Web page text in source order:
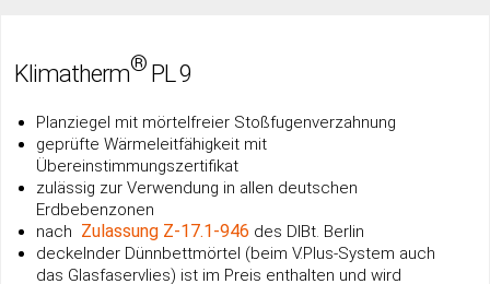
Klimatherm®PL 9
Planziegel mit mörtelfreier Stoßfugenverzahnung
geprüfte Wärmeleitfähigkeit mit
Übereinstimmungszertifikat
zulässig zur Verwendung in allen deutschen
Erdbebenzonen
nach Zulassung Z-17.1-946 des DIBt. Berlin
deckelnder Dünnbettmörtel (beim V.Plus-System auch
das Glasfaservlies) ist im Preis enthalten und wird